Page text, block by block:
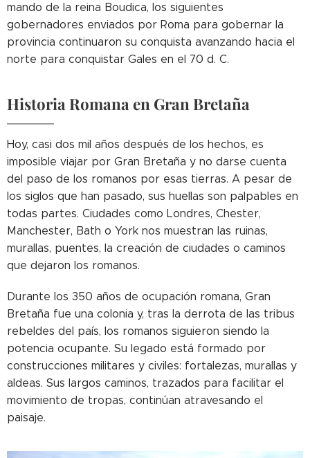
mando de la reina Boudica, los siguientes
gobernadores enviados por Roma para gobernar la
provincia continuaron su conquista avanzando hacia el
norte para conquistar Gales en el 70 d. C.
Historia Romana en Gran Bretaña
Hoy, casi dos mil años después de los hechos, es
imposible viajar por Gran Bretaña y no darse cuenta
del paso de los romanos por esas tierras. A pesar de
los siglos que han pasado, sus huellas son palpables en
todas partes. Ciudades como Londres, Chester,
Manchester, Bath o York nos muestran las ruinas,
murallas, puentes, la creación de ciudades o caminos
que dejaron los romanos.
Durante los 350 años de ocupación romana, Gran
Bretaña fue una colonia y, tras la derrota de las tribus
rebeldes del país, los romanos siguieron siendo la
potencia ocupante. Su legado está formado por
construcciones militares y civiles: fortalezas, murallas y
aldeas. Sus largos caminos, trazados para facilitar el
movimiento de tropas, continúan atravesando el
paisaje.